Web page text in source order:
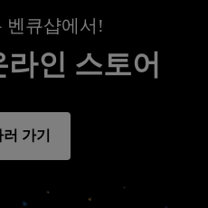
벤큐샵에서!
인 스토어
가기